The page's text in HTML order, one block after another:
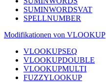
SUMINWORDSVAT
SPELLNUMBER
Modifikationen von VLOOKUP
VLOOKUPSEQ
VLOOKUPDOUBLE
VLOOKUPMULTI
FUZZYLOOKUP